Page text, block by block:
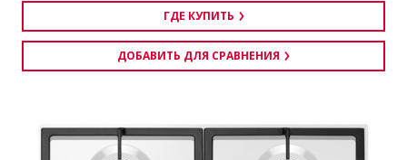
ГДЕ КУПИТЬ
ДОБАВИТЬ ДЛЯ СРАВНЕНИЯ